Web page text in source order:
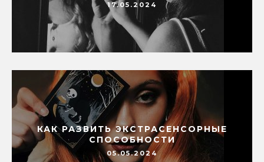
17.05.2024
КАК РАЗВИТЬ ЭКСТРАСЕНСОРНЫЕ
СПОСОБНОСТИ
05.05.2024